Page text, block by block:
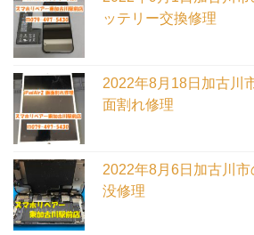
ッテリー交換修理
2022年8月18日加古川
面割れ修理
2022年8月6日加古川
没修理